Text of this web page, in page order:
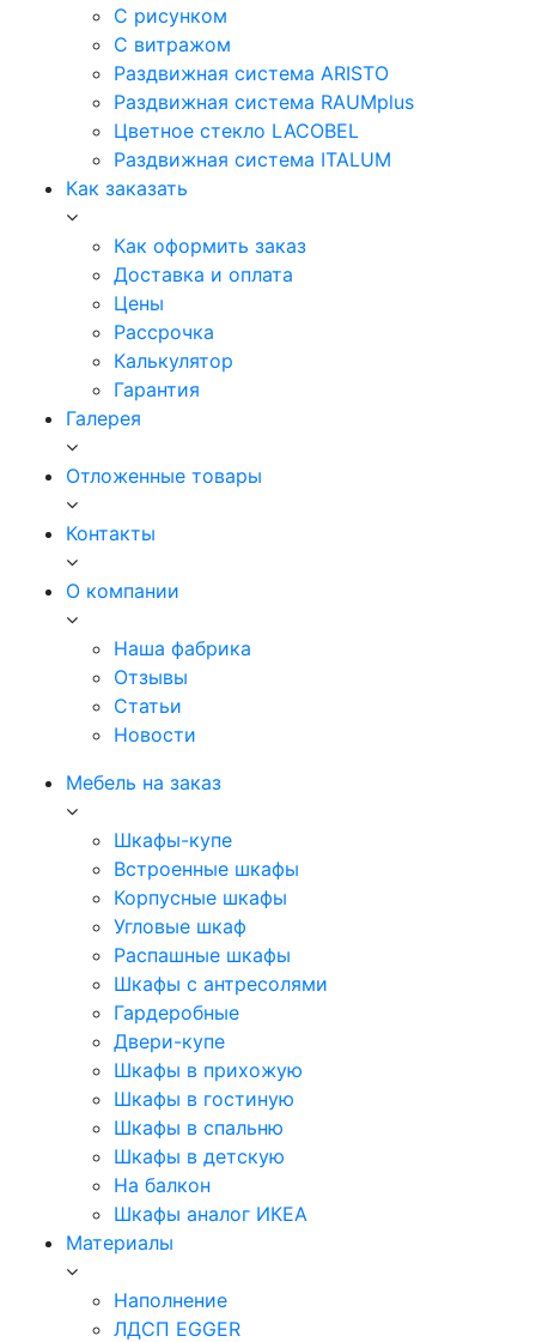
C рисунком
C витражом
Раздвижная система ARISTO
Раздвижная система RAUMplus
Цветное стекло LACOBEL
Раздвижная система ITALUM
Как заказать
Как оформить заказ
Доставка и оплата
Цены
Рассрочка
Калькулятор
Гарантия
Галерея
Отложенные товары
Контакты
О компании
Наша фабрика
Отзывы
Статьи
Новости
Мебель на заказ
Шкафы-купе
Встроенные шкафы
Корпусные шкафы
Угловые шкаф
Распашные шкафы
Шкафы с антресолями
Гардеробные
Двери-купе
Шкафы в прихожую
Шкафы в гостиную
Шкафы в спальню
Шкафы в детскую
На балкон
Шкафы аналог ИКЕА
Материалы
Наполнение
ЛДСП EGGER